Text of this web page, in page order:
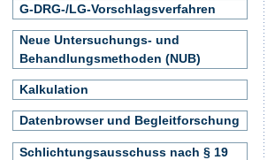
G-DRG-/LG-Vorschlagsverfahren
Neue Untersuchungs- und
Behandlungsmethoden (NUB)
Kalkulation
Datenbrowser und Begleitforschung
Schlichtungsausschuss nach § 19